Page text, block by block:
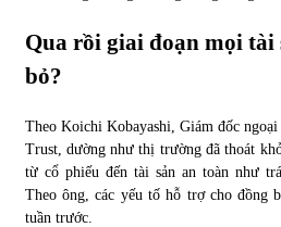
Qua rồi giai đoạn mọi tài
bỏ?
Theo Koichi Kobayashi, Giám đốc
Trust, dường như thị trường đã thoát
từ cổ phiếu đến tài sản an toàn như
Theo ông, các yếu tố hỗ trợ cho đồng
tuần trước.